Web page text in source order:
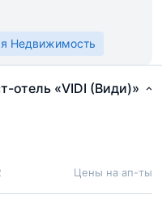
Недвижимость
отель «VIDI (Види)»
Цены на ап-ты